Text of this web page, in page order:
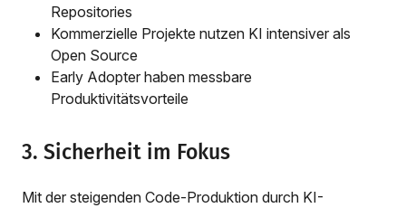
Repositories
Kommerzielle Projekte nutzen KI intensiver als
Open Source
Early Adopter haben messbare
Produktivitätsvorteile
3. Sicherheit im Fokus
Mit der steigenden Code-Produktion durch KI-